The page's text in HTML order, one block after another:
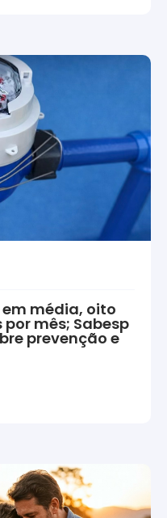
média, oito
mês; Sabesp
prevenção e